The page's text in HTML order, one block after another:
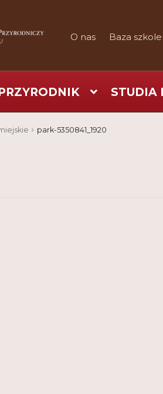
O nas Baza
STUDIA
Cart Checkout Konferencje
park-5350841_1920